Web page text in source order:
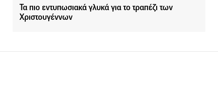
Τα πιο εντυπωσιακά γλυκά για το τραπέζι των
Χριστουγέννων